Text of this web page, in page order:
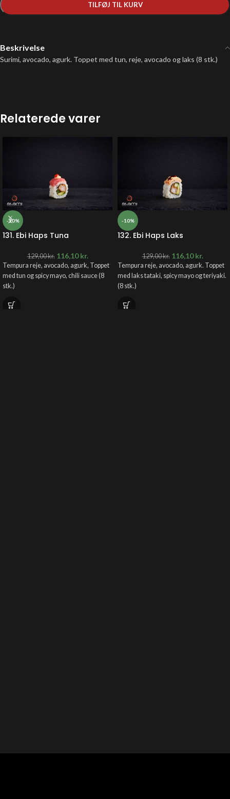
TILFØJ TIL KURV
Beskrivelse
Surimi, avocado, agurk. Toppet med tun, reje, avocado og laks (8 stk.)
Relaterede varer
-10%
131. Ebi Haps Tuna
129,00kr. 116,10kr.
Tempura reje, avocado, agurk, Toppet
med tun og spicy mayo, chili sauce (8
stk.)
-10%
132. Ebi Haps Laks
129,00kr. 116,10kr.
Tempura reje, avocado, agurk. Toppet
med laks tataki, spicy mayo og teriyaki.
(8 stk.)